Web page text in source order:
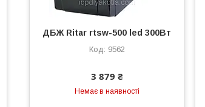
ДБЖ Ritar rtsw-500 led 300Вт
9562
3 879 ₴
Немає в наявності